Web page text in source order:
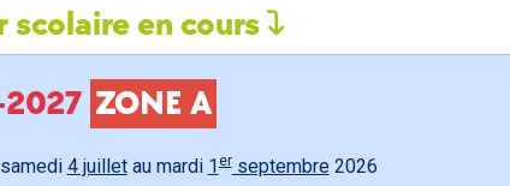
scolaire en cours
2027 ZONE A
4 juilletau mardi 1 erseptembre 2026